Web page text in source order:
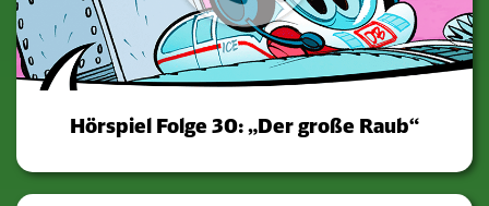
Hörspiel Folge 30: „Der große Raub“